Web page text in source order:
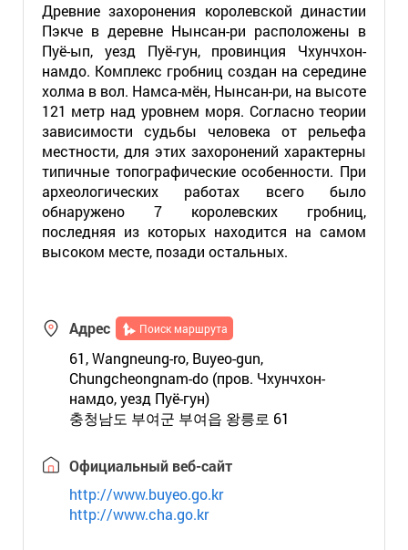
Древние захоронения королевской династии
Пэкче в деревне Нынсан-ри расположены в
Пуё-ып, уезд Пуё-гун, провинция Чхунчхон-
намдо. Комплекс гробниц создан на середине
холма в вол. Намса-мён, Нынсан-ри, на высоте
121 метр над уровнем моря. Согласно теории
зависимости судьбы человека от рельефа
местности, для этих захоронений характерны
типичные топографические особенности. При
археологических работах всего было
обнаружено 7 королевских гробниц,
последняя из которых находится на самом
высоком месте, позади остальных.
Адрес Поиск маршрута
61, Wangneung-ro, Buyeo-gun,
Chungcheongnam-do (пров. Чхунчхон-
намдо, уезд Пуё-гун)
충청남도 부여군 부여읍 왕릉로 61
Официальный веб-сайт
http://www.buyeo.go.kr
http://www.cha.go.kr